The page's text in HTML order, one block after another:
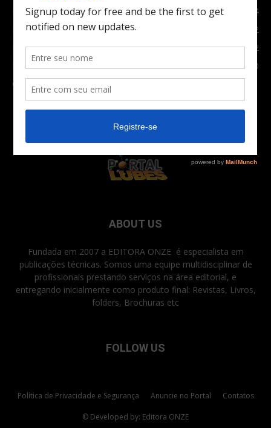
Indústria
1024
Moto
972
Economia
672
Newsletter
630
Carros Verdes e Novas tecnologias automotivas
ABOUT US
Fundada em 2007 a EDITORA ONZE é especialista em
publicações técnicas. Somos uma equipe multidisciplinar de
profissionais prestando serviços na área editorial, e
entregando inicialmente como produto final: Revistas, Livros,
folders, Brochuras etc
FOLLOW US
Política de Privacidade e Segurança Anuncie no Portal Contatos
© Developed by: Editora ONZE